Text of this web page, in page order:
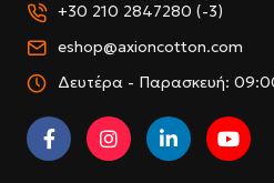
+30 210 2847280 (-3)
eshop@axioncotton.com
Δευτέρα - Παρασκευή: